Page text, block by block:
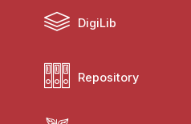
DigiLib
Repository